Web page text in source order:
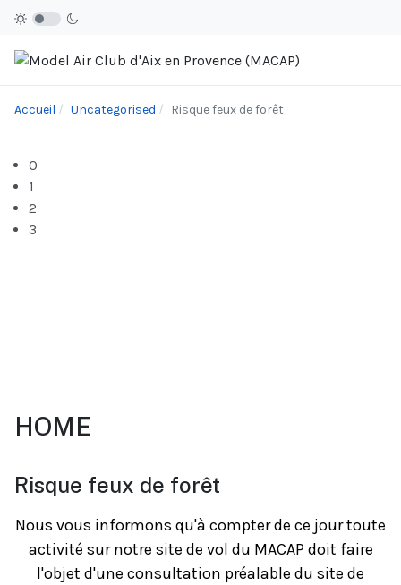
Accueil Uncategorised Risque feux de forêt
0
1
2
3
HOME
Risque feux de forêt
Nous vous informons qu'à compter de ce jour toute
activité sur notre site de vol du MACAP doit faire
l'objet d'une consultation préalable du site de